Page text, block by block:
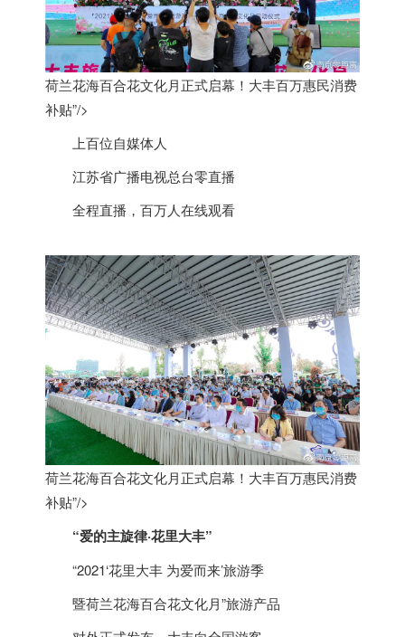
荷兰花海百合花文化月正式启幕！大丰百万惠民消费
补贴”/>
上百位自媒体人
江苏省广播电视总台零直播
全程直播，百万人在线观看
荷兰花海百合花文化月正式启幕！大丰百万惠民消费
补贴”/>
“爱的主旋律·花里大丰”
“2021‘花里大丰 为爱而来’旅游季
暨荷兰花海百合花文化月”旅游产品